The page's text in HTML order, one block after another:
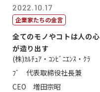
2022.10.17
企業家たちの金言
全てのモノやコトは人の心
が造り出す
(株)ｶﾙﾁｭｱ・ｺﾝﾋﾞﾆｴﾝｽ・ｸﾗ
ﾌﾞ 代表取締役社長兼
CEO 増田宗昭